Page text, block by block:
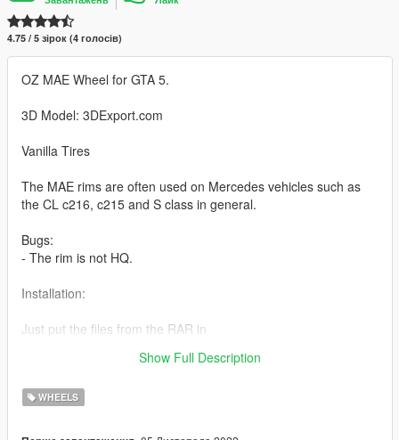
4.75 / 5 зірок (4 голосів)
OZ MAE Wheel for GTA 5.
3D Model: 3DExport.com
Vanilla Tires
The MAE rims are often used on Mercedes vehicles such as
the CL c216, c215 and S class in general.
Bugs:
- The rim is not HQ.
Installation:
Just put the files from the RAR in
chday22ng/vehiclemods/wheels_mods.rpf
Show Full Description
WHEELS